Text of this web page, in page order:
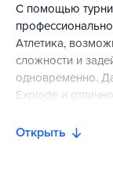
С помощью
Атлетика,
сложности и
одновременно.
Explode и
Прочная система
Открыть